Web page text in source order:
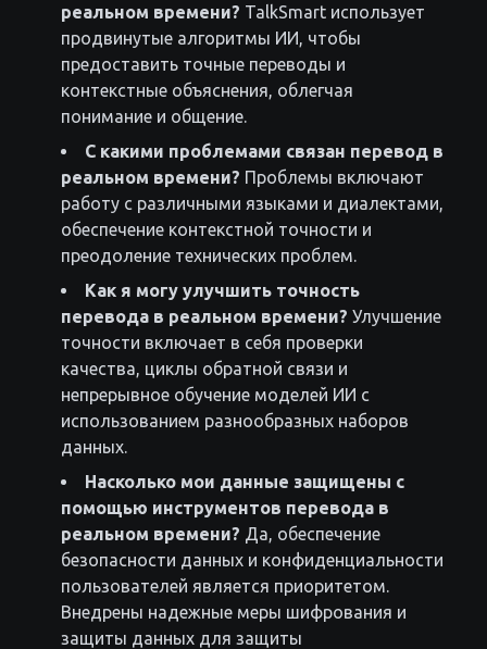
реальном времени? TalkSmart использует
продвинутые алгоритмы ИИ, чтобы
предоставить точные переводы и
контекстные объяснения, облегчая
понимание и общение.
С какими проблемами связан перевод в
реальном времени? Проблемы включают
работу с различными языками и диалектами,
обеспечение контекстной точности и
преодоление технических проблем.
Как я могу улучшить точность
перевода в реальном времени? Улучшение
точности включает в себя проверки
качества, циклы обратной связи и
непрерывное обучение моделей ИИ с
использованием разнообразных наборов
данных.
Насколько мои данные защищены с
помощью инструментов перевода в
реальном времени? Да, обеспечение
безопасности данных и конфиденциальности
пользователей является приоритетом.
Внедрены надежные меры шифрования и
защиты данных для защиты